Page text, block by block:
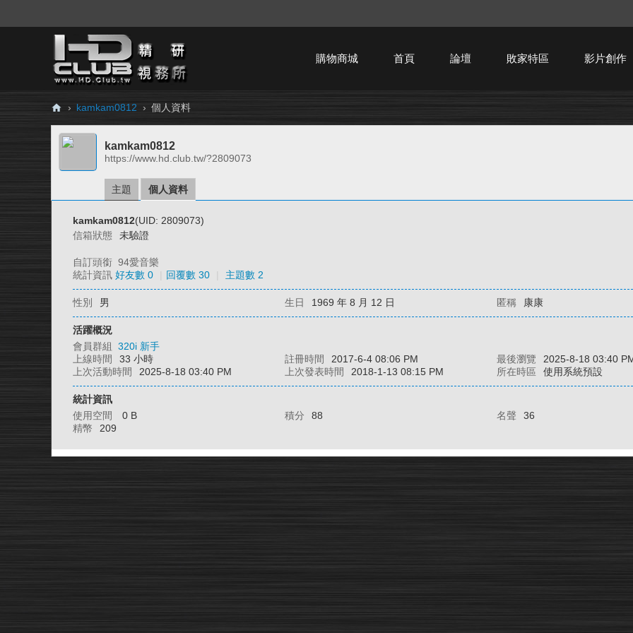
購物商城 首頁 論壇 敗家特區 影片創作
H
Cl
› kamkam0812 › 個人資料
kamkam0812
https://www.hd.club.tw/?2809073
主題 個人資料
kamkam0812(UID: 2809073)
信箱狀態
未驗證
自訂頭銜 94愛音樂
統計資訊 好友數 0 回覆數 30 主題數 2
性別 男 生日 1969 年 8 月 12 日 匿稱 康康
活躍概況
會員群組 320i 新手
上線時間
33 小時 註冊時間 2017-6-4 08:06 PM 最後瀏覽
2025-8-18 03:40
上次活動時間
2025-8-18 03:40 PM 上次發表時間 2018-1-13 08:15 PM 所在時區 使用系統預設
統計資訊
使用空間
0 B 積分 88 名聲
36
精幣
209